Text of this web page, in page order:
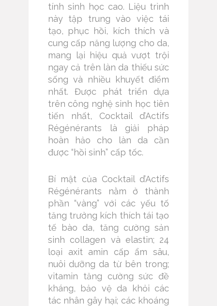
tính sinh học cao. Liệu trình
này tập trung vào việc tái
tạo, phục hồi, kích thích và
cung cấp năng lượng cho da,
mang lại hiệu quả vượt trội
ngay cả trên làn da thiếu sức
sống và nhiều khuyết điểm
nhất. Được phát triển dựa
trên công nghệ sinh học tiên
tiến nhất, Cocktail d’Actifs
Régénérants là giải pháp
hoàn hảo cho làn da cần
được “hồi sinh” cấp tốc.
Bí mật của Cocktail d’Actifs
Régénérants nằm ở thành
phần “vàng” với các yếu tố
tăng trưởng kích thích tái tạo
tế bào da, tăng cường sản
sinh collagen và elastin; 24
loại axit amin cấp ẩm sâu,
nuôi dưỡng da từ bên trong;
vitamin tăng cường sức đề
kháng, bảo vệ da khỏi các
tác nhân gây hại; các khoáng